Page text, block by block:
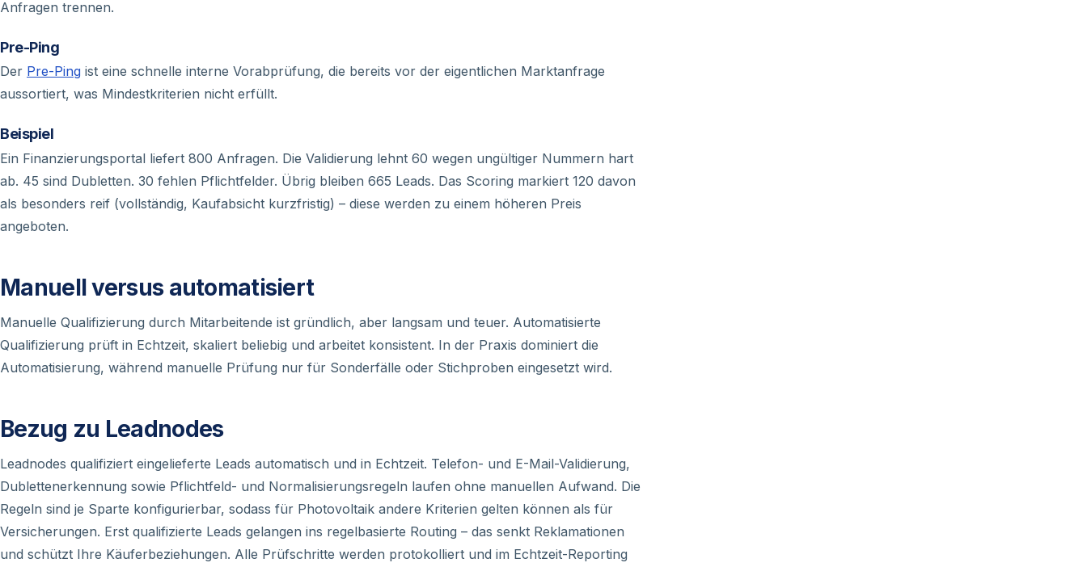
Anfragen trennen.
Pre-Ping
Der Pre-Ping ist eine schnelle interne Vorabprüfung, die bereits vor der eigentlichen Marktanfrage
aussortiert, was Mindestkriterien nicht erfüllt.
Beispiel
Ein Finanzierungsportal liefert 800 Anfragen. Die Validierung lehnt 60 wegen ungültiger Nummern hart
ab. 45 sind Dubletten. 30 fehlen Pflichtfelder. Übrig bleiben 665 Leads. Das Scoring markiert 120 davon
als besonders reif (vollständig, Kaufabsicht kurzfristig) – diese werden zu einem höheren Preis
angeboten.
Manuell versus automatisiert
Manuelle Qualifizierung durch Mitarbeitende ist gründlich, aber langsam und teuer. Automatisierte
Qualifizierung prüft in Echtzeit, skaliert beliebig und arbeitet konsistent. In der Praxis dominiert die
Automatisierung, während manuelle Prüfung nur für Sonderfälle oder Stichproben eingesetzt wird.
Bezug zu Leadnodes
Leadnodes qualifiziert eingelieferte Leads automatisch und in Echtzeit. Telefon- und E-Mail-Validierung,
Dublettenerkennung sowie Pflichtfeld- und Normalisierungsregeln laufen ohne manuellen Aufwand. Die
Regeln sind je Sparte konfigurierbar, sodass für Photovoltaik andere Kriterien gelten können als für
Versicherungen. Erst qualifizierte Leads gelangen ins regelbasierte Routing – das senkt Reklamationen
und schützt Ihre Käuferbeziehungen. Alle Prüfschritte werden protokolliert und im Echtzeit-Reporting